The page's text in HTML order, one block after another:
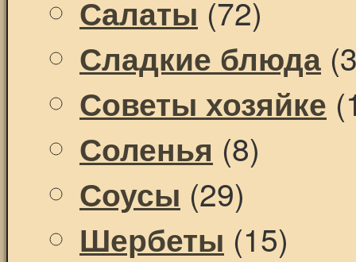
Салаты (72)
Сладкие блюда
Советы хозяйке
Соленья (8)
Соусы (29)
Шербеты (15)